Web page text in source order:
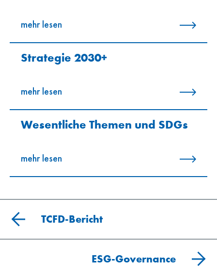
mehr lesen
Strategie 2030+
mehr lesen
Wesentliche Themen und SDGs
mehr lesen
TCFD-Bericht
ESG-Governance